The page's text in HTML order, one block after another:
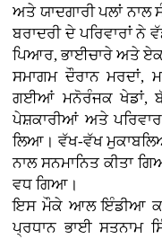
ਅਤੇ ਯਾਦਗਾਰੀ ਪਲਾਂ
ਬਰਾਦਰੀ ਦੇ ਪਰਿਵਾਰਾਂ ਨੇ
ਪਿਆਰ, ਭਾਈਚਾਰੇ ਅਤੇ
ਸਮਾਗਮ ਦੌਰਾਨ
ਗਈਆਂ ਮਨੋਰੰਜਕ ਖੇਡਾਂ,
ਪੇਸ਼ਕਾਰੀਆਂ ਅਤੇ
ਲਿਆ। ਵੱਖ-ਵੱਖ
ਨਾਲ ਸਨਮਾਨਿਤ ਕੀਤਾ
ਵਧ ਗਿਆ।
ਇਸ ਮੌਕੇ ਆਲ ਇੰਡੀਆ
ਪ੍ਰਧਾਨ ਭਾਈ ਸਤਨਾਮ